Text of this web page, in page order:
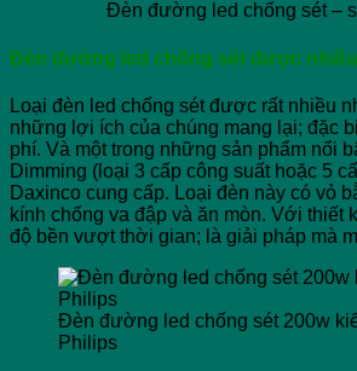
Đèn đường led chống sét –
Đèn đường led chống sét được
Loại đèn led chống sét được rất nhiều
những lợi ích của chúng mang lại; đặc
phí. Và một trong những sản phẩm nổi
Dimming (loại 3 cấp công suất hoặc 5
Daxinco cung cấp. Loại đèn này có vỏ
kính chống va đập và ăn mòn. Với thiết
độ bền vượt thời gian; là giải pháp mà
Đèn đường led chống sét 200w
Philips